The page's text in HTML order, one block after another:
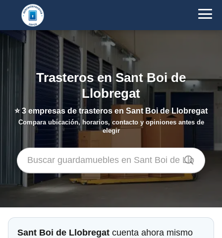
Trasteros en Sant Boi de
Llobregat
⭐3 empresas de trasteros en Sant Boi de Llobregat
Compara ubicación, horarios, contacto y opiniones antes de
elegir
Sant Boi de Llobregat cuenta ahora mismo